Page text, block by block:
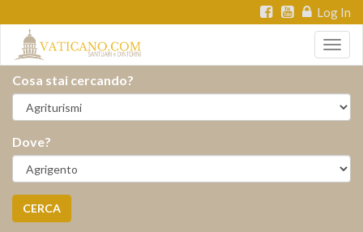
Log In
Cosa stai cercando?
Dove?
CERCA